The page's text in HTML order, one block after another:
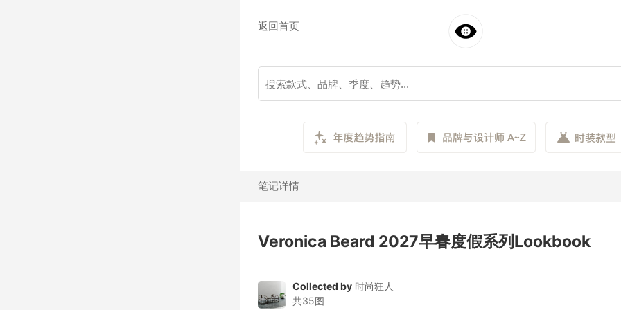
返回首页
笔记详情
Veronica Beard 2027早春度假系列Lookbook
Collected by 时尚狂人
共35图